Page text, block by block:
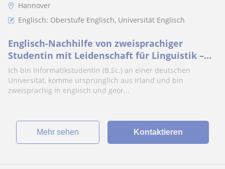
Hannover
Englisch: Oberstufe Englisch, Universität Englisch
Englisch-Nachhilfe von zweisprachiger
Studentin mit Leidenschaft für Linguistik –
Online-Unterricht für Schüler*innen
Ich bin Informatikstudentin (B.Sc.) an einer deutschen
Universität, komme ursprünglich aus Irland und bin
zweisprachig in englisch und geor...
Mehr sehen Kontaktieren